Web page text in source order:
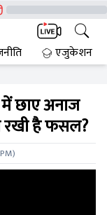
एजुकेशन
छाए अनाज
रखी है फसल?
)